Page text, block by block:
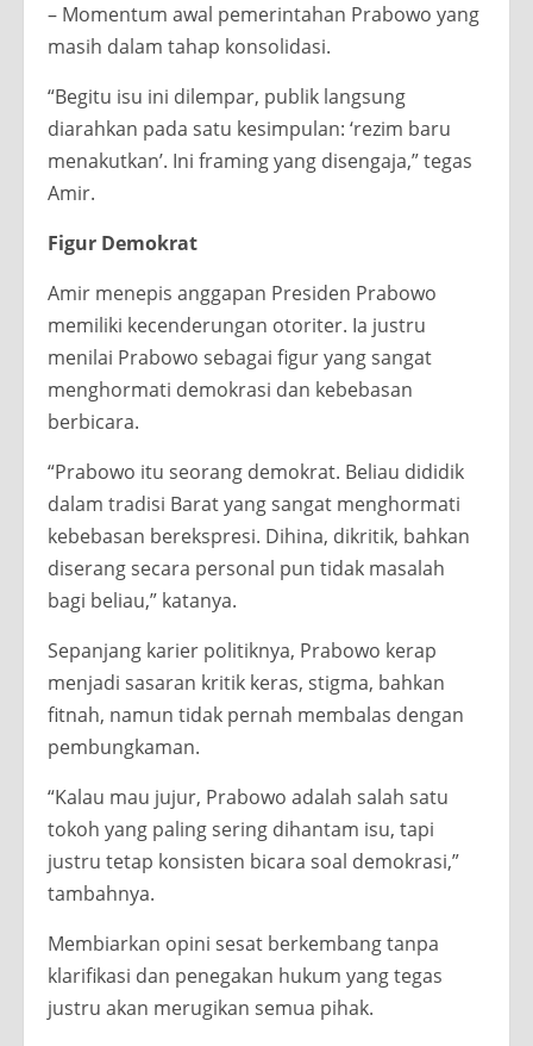
– Momentum awal pemerintahan Prabowo yang
masih dalam tahap konsolidasi.
“Begitu isu ini dilempar, publik langsung
diarahkan pada satu kesimpulan: ‘rezim baru
menakutkan’. Ini framing yang disengaja,” tegas
Amir.
Figur Demokrat
Amir menepis anggapan Presiden Prabowo
memiliki kecenderungan otoriter. Ia justru
menilai Prabowo sebagai figur yang sangat
menghormati demokrasi dan kebebasan
berbicara.
“Prabowo itu seorang demokrat. Beliau dididik
dalam tradisi Barat yang sangat menghormati
kebebasan berekspresi. Dihina, dikritik, bahkan
diserang secara personal pun tidak masalah
bagi beliau,” katanya.
Sepanjang karier politiknya, Prabowo kerap
menjadi sasaran kritik keras, stigma, bahkan
fitnah, namun tidak pernah membalas dengan
pembungkaman.
“Kalau mau jujur, Prabowo adalah salah satu
tokoh yang paling sering dihantam isu, tapi
justru tetap konsisten bicara soal demokrasi,”
tambahnya.
Membiarkan opini sesat berkembang tanpa
klarifikasi dan penegakan hukum yang tegas
justru akan merugikan semua pihak.